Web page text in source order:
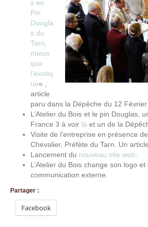
s en
Pin
Dougla
s du
Tarn,
mieux
que
l’exotiq
ue« ,
article
paru dans la Dépêche du 12
L’Atelier du Bois et le pin Douglas,
France 3 à voir là et un de la
Visite de l’entreprise en présence
Chevalier, Préfète du Tarn. Un
Lancement du nouveau site web.
L’Atelier du Bois change son logo
communication externe.
Partager :
Facebook